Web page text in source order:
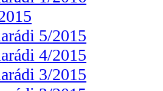
5/2015
4/2015
3/2015